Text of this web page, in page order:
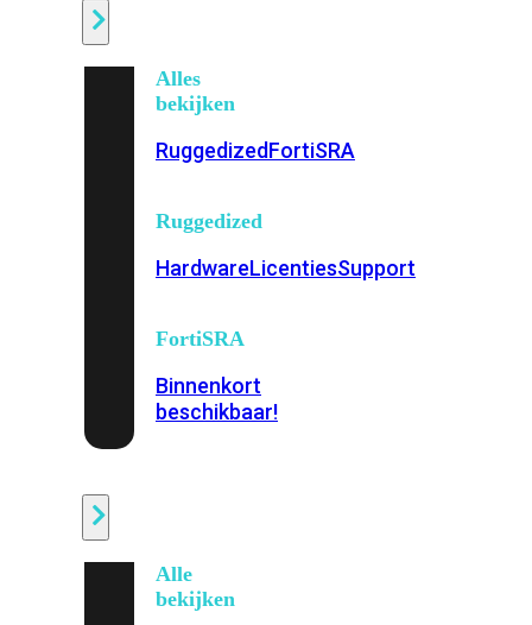
Alles
bekijken
RuggedizedFortiSRA
Ruggedized
HardwareLicentiesSupport
FortiSRA
Binnenkort
beschikbaar!
Alle
bekijken